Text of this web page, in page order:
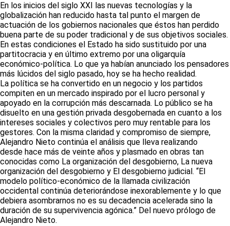
En los inicios del siglo XXI las nuevas tecnologías y la
globalización han reducido hasta tal punto el margen de
actuación de los gobiernos nacionales que éstos han perdido
buena parte de su poder tradicional y de sus objetivos sociales.
En estas condiciones el Estado ha sido sustituido por una
partitocracia y en último extremo por una oligarquía
económico-política. Lo que ya habían anunciado los pensadores
más lúcidos del siglo pasado, hoy se ha hecho realidad.
La política se ha convertido en un negocio y los partidos
compiten en un mercado inspirado por el lucro personal y
apoyado en la corrupción más descarnada. Lo público se ha
disuelto en una gestión privada desgobernada en cuanto a los
intereses sociales y colectivos pero muy rentable para los
gestores. Con la misma claridad y compromiso de siempre,
Alejandro Nieto continúa el análisis que lleva realizando
desde hace más de veinte años y plasmado en obras tan
conocidas como La organización del desgobierno, La nueva
organización del desgobierno y El desgobierno judicial. “El
modelo político-económico de la llamada civilización
occidental continúa deteriorándose inexorablemente y lo que
debiera asombrarnos no es su decadencia acelerada sino la
duración de su supervivencia agónica.” Del nuevo prólogo de
Alejandro Nieto.